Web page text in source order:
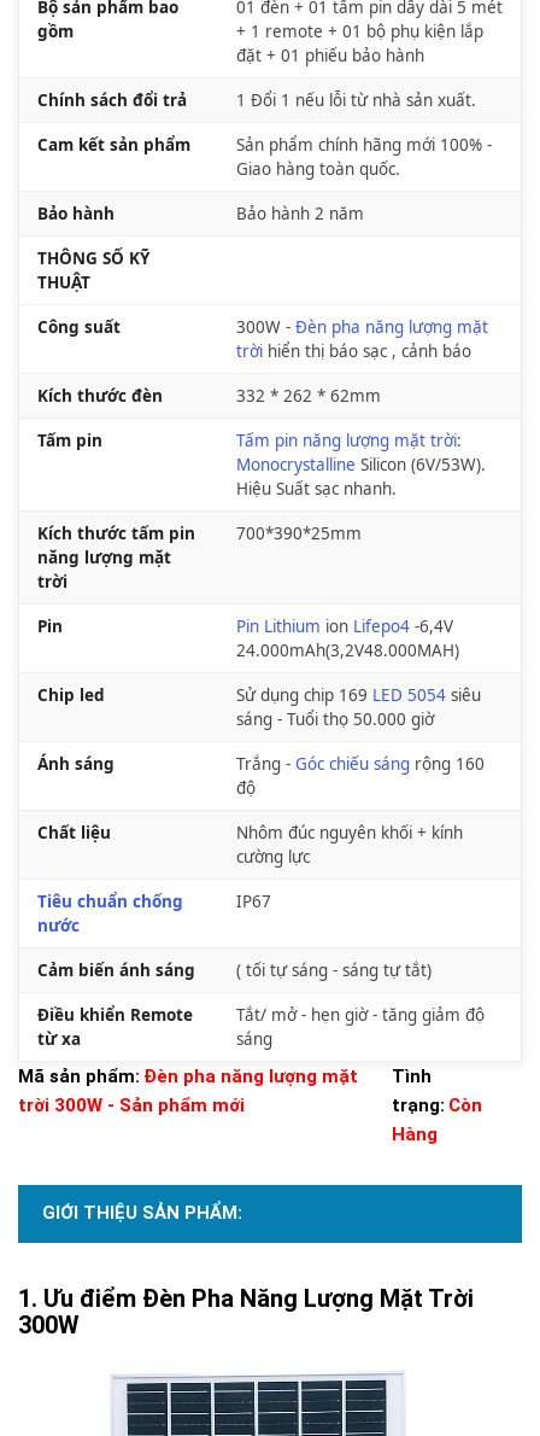
Bộ sản phẩm bao
gồm
01 đèn + 01 tấm pin dây dài 5 mét
+ 1 remote + 01 bộ phụ kiện lắp
đặt + 01 phiếu bảo hành
Chính sách đổi trả 1 Đổi 1 nếu lỗi từ nhà sản xuất.
Cam kết sản phẩm
Sản phẩm chính hãng mới 100% -
Giao hàng toàn quốc.
Bảo hành Bảo hành 2 năm
THÔNG SỐ KỸ
THUẬT
Công suất 300W - Đèn pha năng lượng mặt
trời hiển thị báo sạc , cảnh báo
Kích thước đèn 332 * 262 * 62mm
Tấm pin Tấm pin năng lượng mặt trời:
Monocrystalline Silicon (6V/53W).
Hiệu Suất sạc nhanh.
Kích thước tấm pin
năng lượng mặt
trời
700*390*25mm
Pin Pin Lithium ion Lifepo4 -6,4V
24.000mAh(3,2V48.000MAH)
Chip led Sử dụng chip 169 LED 5054 siêu
sáng - Tuổi thọ 50.000 giờ
Ánh sáng Trắng - Góc chiếu sáng rộng 160
độ
Chất liệu
Nhôm đúc nguyên khối + kính
cường lực
Tiêu chuẩn chống
nước
IP67
Cảm biến ánh sáng ( tối tự sáng - sáng tự tắt)
Điều khiển Remote
từ xa
Tắt/ mở - hẹn giờ - tăng giảm độ
sáng
Mã sản phẩm: Đèn pha năng lượng mặt
trời 300W - Sản phẩm mới
Tình
trạng: Còn
Hàng
GIỚI THIỆU SẢN PHẨM:
Ưu điểm Đèn Pha Năng Lượng Mặt Trời
300W